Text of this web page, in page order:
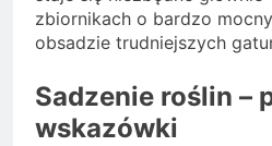
zbiornikach o bardzo
obsadzie trudniejszych
Sadzenie roślin –
wskazówki